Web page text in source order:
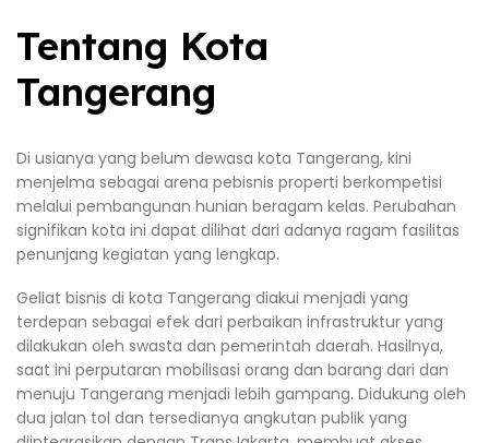
Tentang Kota
Tangerang
Di usianya yang belum dewasa kota Tangerang, kini
menjelma sebagai arena pebisnis properti berkompetisi
melalui pembangunan hunian beragam kelas. Perubahan
signifikan kota ini dapat dilihat dari adanya ragam fasilitas
penunjang kegiatan yang lengkap.
Geliat bisnis di kota Tangerang diakui menjadi yang
terdepan sebagai efek dari perbaikan infrastruktur yang
dilakukan oleh swasta dan pemerintah daerah. Hasilnya,
saat ini perputaran mobilisasi orang dan barang dari dan
menuju Tangerang menjadi lebih gampang. Didukung oleh
dua jalan tol dan tersedianya angkutan publik yang